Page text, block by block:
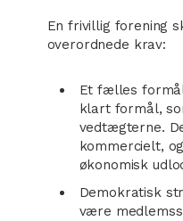
En frivillig forening
overordnede krav:
Et fælles
klart formål,
vedtægterne.
kommercielt,
økonomisk
Demokratisk
være